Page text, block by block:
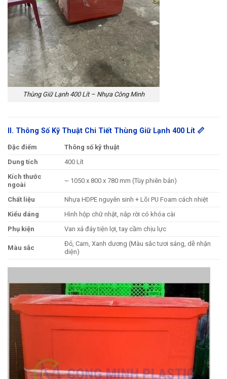
Thùng Giữ Lạnh 400 Lít – Nhựa Công Minh
II. Thông Số Kỹ Thuật Chi Tiết Thùng Giữ Lạnh 400 Lít 📏
Đặc điểm
Thông số kỹ thuật
Dung tích
400 Lít
Kích thước
ngoài
~ 1050 x 800 x 780 mm (Tùy phiên bản)
Chất liệu
Nhựa HDPE nguyên sinh + Lõi PU Foam cách nhiệt
Kiểu dáng
Hình hộp chữ nhật, nắp rời có khóa cài
Phụ kiện
Van xả đáy tiện lợi, tay cầm chịu lực
Màu sắc
Đỏ, Cam, Xanh dương (Màu sắc tươi sáng, dễ nhận
diện)